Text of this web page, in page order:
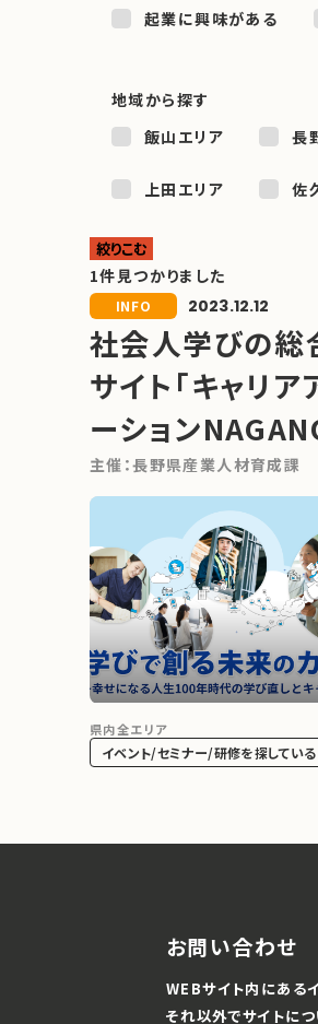
起業に興味がある
地域から探す
飯山エリア
長
上田エリア 佐
絞りこむ
1件見つかりました
INFO 2023.12.12
社会人学びの総
サイト「キャリア
ーション
主催：長野県産業人材育成課
県内全エリア
イベント/セミナー/研修を探している
お問い合わせ
WEBサイト内にある
それ以外でサイトに